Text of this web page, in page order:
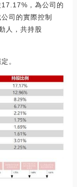
，為公司的
司的實際控制
人，共持股
。